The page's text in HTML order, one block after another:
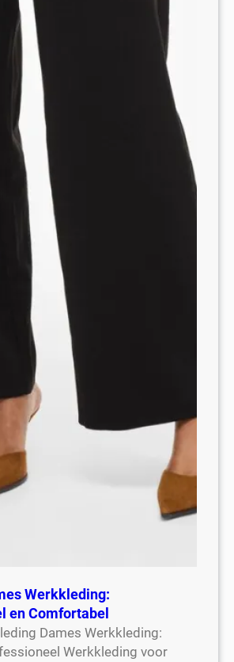
Werkkleding:
en Comfortabel
Dames Werkkleding:
Werkkleding voor